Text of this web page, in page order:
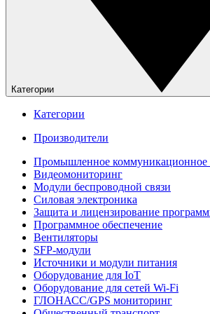
Категории
Категории
Производители
Промышленное коммуникационное
Видеомониторинг
Модули беспроводной связи
Силовая электроника
Защита и лицензирование
Программное обеспечение
Вентиляторы
SFP-модули
Источники и модули питания
Оборудование для IoT
Оборудование для сетей Wi-Fi
ГЛОНАСС/GPS мониторинг